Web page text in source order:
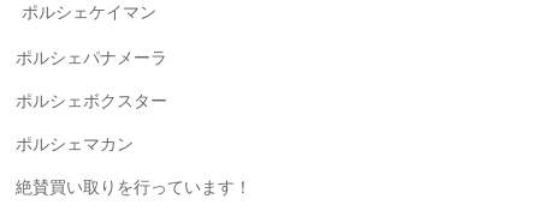
ポルシェケイマン
ポルシェパナメーラ
ポルシェボクスター
ポルシェマカン
絶賛買い取りを行っています！